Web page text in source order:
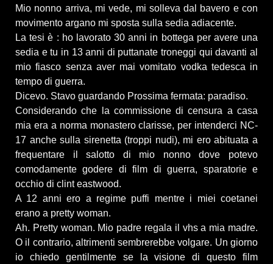
Mio nonno arriva, mi vede, mi solleva dal bavero e con
movimento argano mi sposta sulla sedia adiacente.
La tesi è : ho lavorato 30 anni in bottega per avere una
sedia e tu in 13 anni di puttanate troneggi qui davanti al
mio fiasco senza aver mai vomitato vodka tedesca in
tempo di guerra.
Dicevo. Stavo guardando Prossima fermata: paradiso.
Considerando che la commissione di censura a casa
mia era a norma monastero clarisse, per intenderci NC-
17 anche sulla sirenetta (troppi nudi), mi ero abituata a
frequentare il salotto di mio nonno dove potevo
comodamente godere di film di guerra, sparatorie e
occhio di clint eastwood.
A 12 anni ero a regime puffi mentre i miei coetanei
erano a pretty woman.
Ah. Pretty woman. Mio padre regala il vhs a mia madre.
O il contrario, altrimenti sembrerebbe volgare. Un giorno
io chiedo gentilmente se la visione di questo film